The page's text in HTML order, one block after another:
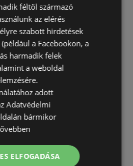
akciós újságjai
akciós újságjai
akciós újságjai
akciós újságjai
üzletei itt: Sopron-Fertődi
féltől származó
az elérés
szabott hirdetések
a Facebookon, a
harmadik felek
a weboldal
adott
Adatvédelmi
bármikor
ELFOGADÁSA